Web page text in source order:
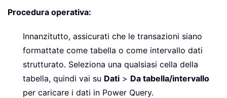
Procedura operativa:
Innanzitutto, assicurati che le transazioni siano
formattate come tabella o come intervallo dati
strutturato. Seleziona una qualsiasi cella della
tabella, quindi vai su Dati > Da tabella/intervallo
per caricare i dati in Power Query.